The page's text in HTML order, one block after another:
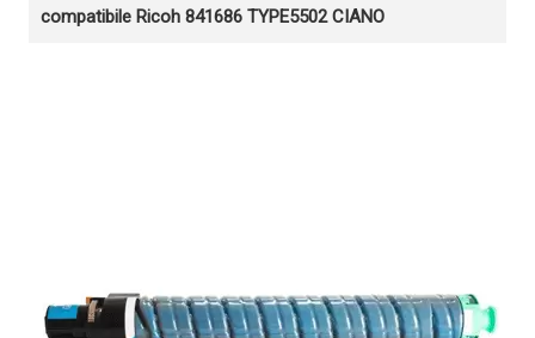
compatibile Ricoh 841686 TYPE5502 CIANO